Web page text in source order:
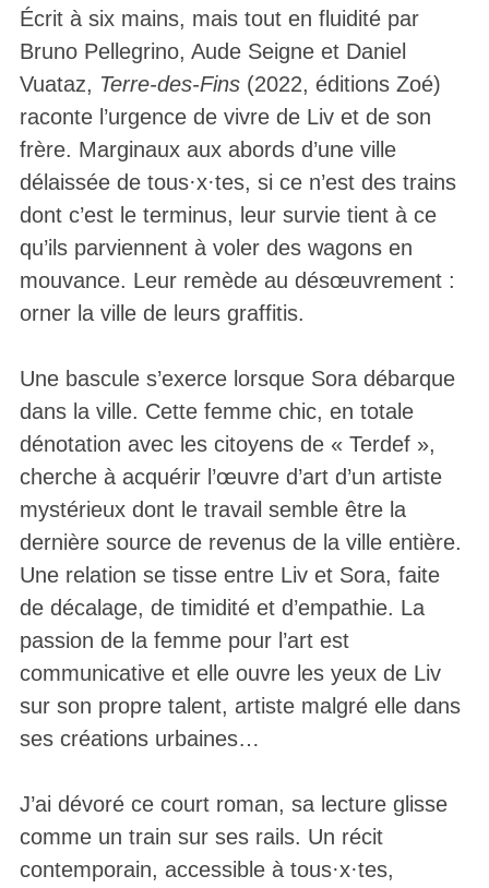
Écrit à six mains, mais tout en fluidité par
Bruno Pellegrino, Aude Seigne et Daniel
Vuataz, Terre-des-Fins(2022, éditions Zoé)
raconte l’urgence de vivre de Liv et de son
frère. Marginaux aux abords d’une ville
délaissée de tous·x·tes, si ce n’est des trains
dont c’est le terminus, leur survie tient à ce
qu’ils parviennent à voler des wagons en
mouvance. Leur remède au désœuvrement :
orner la ville de leurs graffitis.
Une bascule s’exerce lorsque Sora débarque
dans la ville. Cette femme chic, en totale
dénotation avec les citoyens de « Terdef »,
cherche à acquérir l’œuvre d’art d’un artiste
mystérieux dont le travail semble être la
dernière source de revenus de la ville entière.
Une relation se tisse entre Liv et Sora, faite
de décalage, de timidité et d’empathie. La
passion de la femme pour l’art est
communicative et elle ouvre les yeux de Liv
sur son propre talent, artiste malgré elle dans
ses créations urbaines…
J’ai dévoré ce court roman, sa lecture glisse
comme un train sur ses rails. Un récit
contemporain, accessible à tous·x·tes,